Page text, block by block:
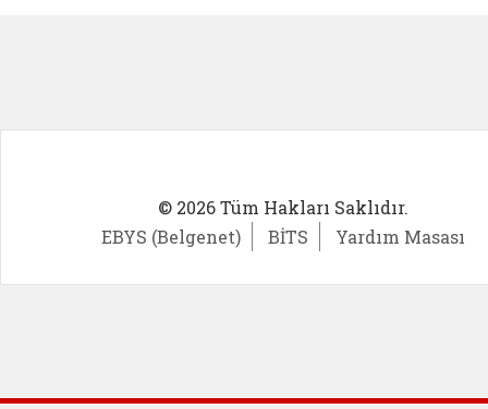
© 2026 Tüm Hakları Saklıdır.
EBYS (Belgenet)
BİTS Yardım Masası